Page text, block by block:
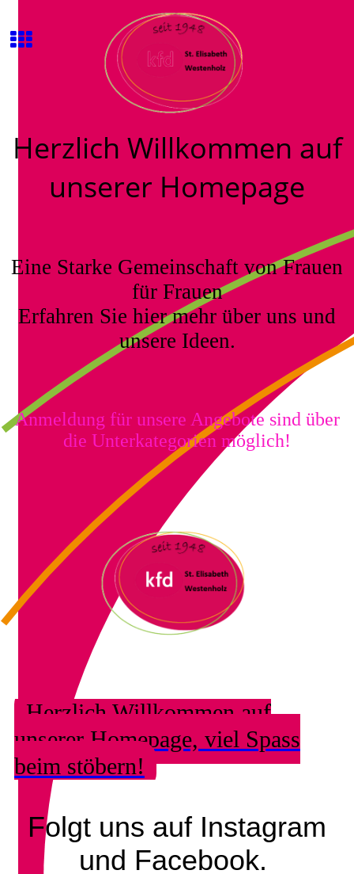
Herzlich Willkommen auf
unserer Homepage
Eine Starke Gemeinschaft von Frauen
für Frauen
Erfahren Sie hier mehr über uns und
unsere Ideen.
Anmeldung für unsere Angebote sind über
die Unterkategorien möglich!
Herzlich Willkommen auf
unserer Homepage, viel Spass
beim stöbern!
Folgt uns auf Instagram
und Facebook.